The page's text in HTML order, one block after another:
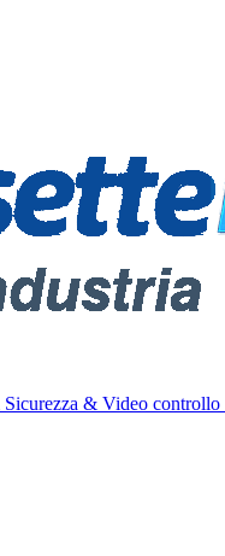
Sicurezza & Video controllo